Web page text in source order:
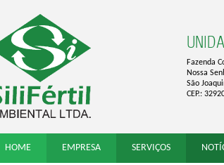
Fazenda
Nossa
São
CEP.:
HOME EMPRESA SERVIÇOS